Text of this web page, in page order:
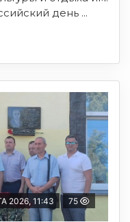
день ...
2026, 11:43 75